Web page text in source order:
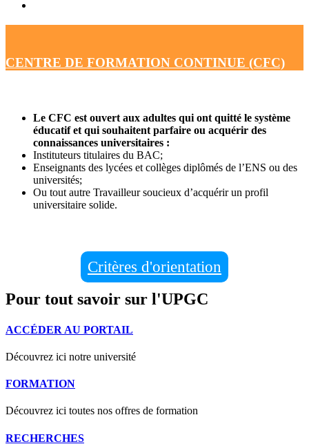
CENTRE DE FORMATION CONTINUE (CFC)
Le CFC est ouvert aux adultes qui ont quitté le système
éducatif et qui souhaitent parfaire ou acquérir des
connaissances universitaires :
Instituteurs titulaires du BAC;
Enseignants des lycées et collèges diplômés de l’ENS ou des
universités;
Ou tout autre Travailleur soucieux d’acquérir un profil
universitaire solide.
Critères d'orientation
Pour tout savoir sur l'UPGC
ACCÉDER AU PORTAIL
Découvrez ici notre université
FORMATION
Découvrez ici toutes nos offres de formation
RECHERCHES